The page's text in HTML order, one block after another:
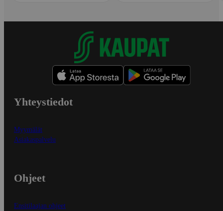
Yhteystiedot
Myymälät
Asiakaspalvelu
Ohjeet
Ensitilaajan ohjeet